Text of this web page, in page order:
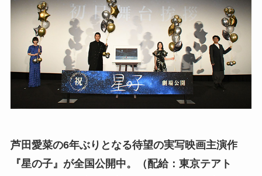
芦田愛菜の6年ぶりとなる待望の実写映画主演作
『星の子』が全国公開中。（配給：東京テアト